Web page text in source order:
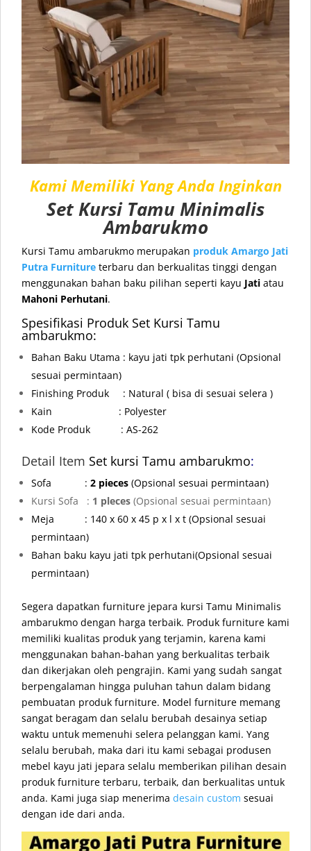
Kami Memiliki Yang Anda Inginkan
Set Kursi Tamu Minimalis
Ambarukmo
Kursi Tamu ambarukmo merupakan produk Amargo Jati
Putra Furniture terbaru dan berkualitas tinggi dengan
menggunakan bahan baku pilihan seperti kayu Jati atau
Mahoni Perhutani.
Spesifikasi Produk Set Kursi Tamu
ambarukmo:
Bahan Baku Utama : kayu jati tpk perhutani (Opsional
sesuai permintaan)
Finishing Produk : Natural ( bisa di sesuai selera )
Kain : Polyester
Kode Produk : AS-262
Detail Item Set kursi Tamu ambarukmo:
Sofa : 2 pieces (Opsional sesuai permintaan)
Kursi Sofa : 1 pleces (Opsional sesuai permintaan)
Meja
: 140 x 60 x 45 p x l x t (Opsional sesuai
permintaan)
Bahan baku kayu jati tpk perhutani(Opsional sesuai
permintaan)
Segera dapatkan furniture jepara kursi Tamu Minimalis
ambarukmo dengan harga terbaik. Produk furniture kami
memiliki kualitas produk yang terjamin, karena kami
menggunakan bahan-bahan yang berkualitas terbaik
dan dikerjakan oleh pengrajin. Kami yang sudah sangat
berpengalaman hingga puluhan tahun dalam bidang
pembuatan produk furniture. Model furniture memang
sangat beragam dan selalu berubah desainya setiap
waktu untuk memenuhi selera pelanggan kami. Yang
selalu berubah, maka dari itu kami sebagai produsen
mebel kayu jati jepara selalu memberikan pilihan desain
produk furniture terbaru, terbaik, dan berkualitas untuk
anda. Kami juga siap menerima desain custom sesuai
dengan ide dari anda.